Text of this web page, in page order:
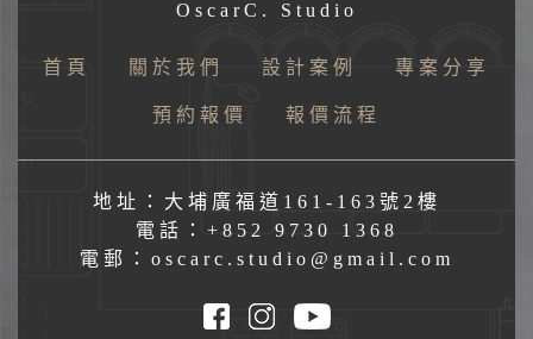
OscarC. Studio
首頁 關於我們 設計案例 專案分享
預約報價 報價流程
地址：大埔廣福道161-163號2樓
電話：+852 9730 1368
電郵：oscarc.studio@gmail.com